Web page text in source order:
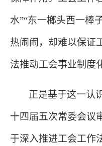
水”“东一榔头西一棒
热闹闹，却难以保证
法推动工会事业制度
正是基于这一认
十四届五次常委会议
于深入推进工会工作